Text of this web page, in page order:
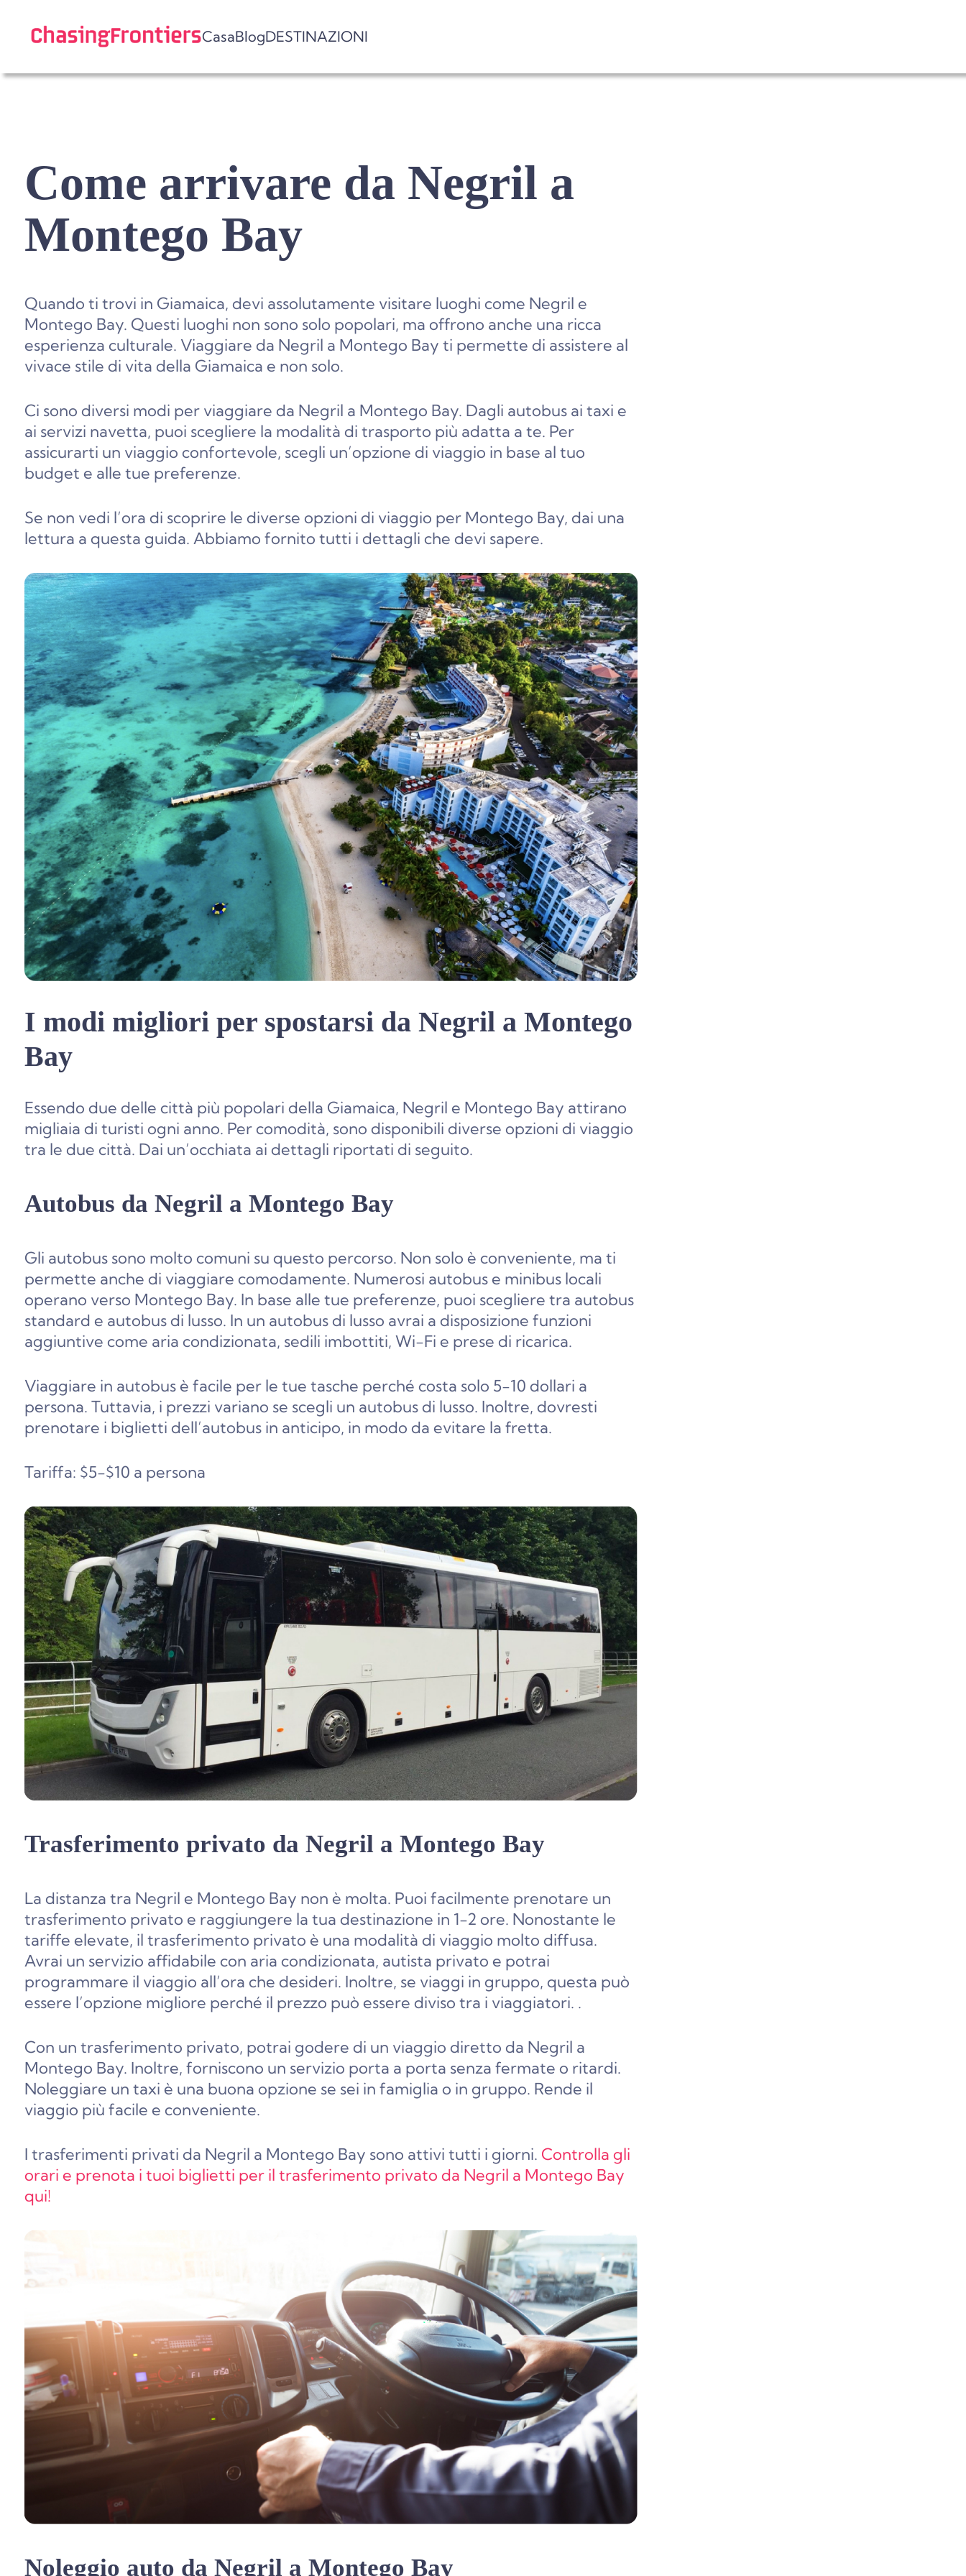
content
CasaBlogDESTINAZIONI
Come arrivare da Negril a
Montego Bay
Quando ti trovi in Giamaica, devi assolutamente visitare luoghi come Negril e
Montego Bay. Questi luoghi non sono solo popolari, ma offrono anche una ricca
esperienza culturale. Viaggiare da Negril a Montego Bay ti permette di assistere al
vivace stile di vita della Giamaica e non solo.
Ci sono diversi modi per viaggiare da Negril a Montego Bay. Dagli autobus ai taxi e
ai servizi navetta, puoi scegliere la modalità di trasporto più adatta a te. Per
assicurarti un viaggio confortevole, scegli un’opzione di viaggio in base al tuo
budget e alle tue preferenze.
Se non vedi l’ora di scoprire le diverse opzioni di viaggio per Montego Bay, dai una
lettura a questa guida. Abbiamo fornito tutti i dettagli che devi sapere.
I modi migliori per spostarsi da Negril a Montego
Bay
Essendo due delle città più popolari della Giamaica, Negril e Montego Bay attirano
migliaia di turisti ogni anno. Per comodità, sono disponibili diverse opzioni di viaggio
tra le due città. Dai un’occhiata ai dettagli riportati di seguito.
Autobus da Negril a Montego Bay
Gli autobus sono molto comuni su questo percorso. Non solo è conveniente, ma ti
permette anche di viaggiare comodamente. Numerosi autobus e minibus locali
operano verso Montego Bay. In base alle tue preferenze, puoi scegliere tra autobus
standard e autobus di lusso. In un autobus di lusso avrai a disposizione funzioni
aggiuntive come aria condizionata, sedili imbottiti, Wi-Fi e prese di ricarica.
Viaggiare in autobus è facile per le tue tasche perché costa solo 5-10 dollari a
persona. Tuttavia, i prezzi variano se scegli un autobus di lusso. Inoltre, dovresti
prenotare i biglietti dell’autobus in anticipo, in modo da evitare la fretta.
Tariffa: $5-$10 a persona
Trasferimento privato da Negril a Montego Bay
La distanza tra Negril e Montego Bay non è molta. Puoi facilmente prenotare un
trasferimento privato e raggiungere la tua destinazione in 1-2 ore. Nonostante le
tariffe elevate, il trasferimento privato è una modalità di viaggio molto diffusa.
Avrai un servizio affidabile con aria condizionata, autista privato e potrai
programmare il viaggio all’ora che desideri. Inoltre, se viaggi in gruppo, questa può
essere l’opzione migliore perché il prezzo può essere diviso tra i viaggiatori. .
Con un trasferimento privato, potrai godere di un viaggio diretto da Negril a
Montego Bay. Inoltre, forniscono un servizio porta a porta senza fermate o ritardi.
Noleggiare un taxi è una buona opzione se sei in famiglia o in gruppo. Rende il
viaggio più facile e conveniente.
I trasferimenti privati da Negril a Montego Bay sono attivi tutti i giorni. Controlla gli
orari e prenota i tuoi biglietti per il trasferimento privato da Negril a Montego Bay
qui!
Noleggio auto da Negril a Montego Bay